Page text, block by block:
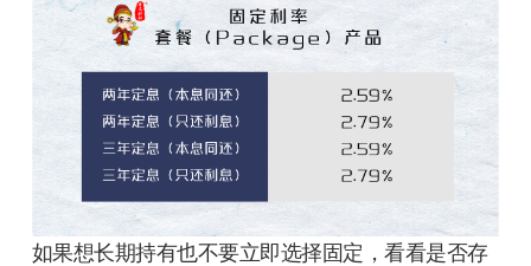
如果想长期持有也不要立即选择固定，看看是否存